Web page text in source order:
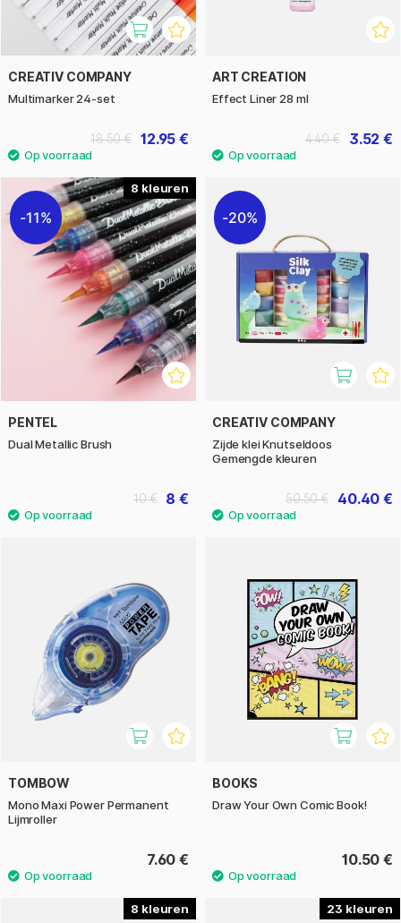
CREATIV COMPANY
Multimarker 24-set
12.95 €
18.50 €
ART CREATION
Effect Liner 28 ml
3.52 €
4.40 €
8
11%
PENTEL
Dual Metallic Brush
8 €
10 €
20%
CREATIV COMPANY
Zijde klei Knutseldoos
Gemengde kleuren
40.40 €
50.50 €
TOMBOW
Mono Maxi Power Permanent
Lijmroller
7.60 €
BOOKS
Draw Your Own Comic Book!
10.50 €
8 23